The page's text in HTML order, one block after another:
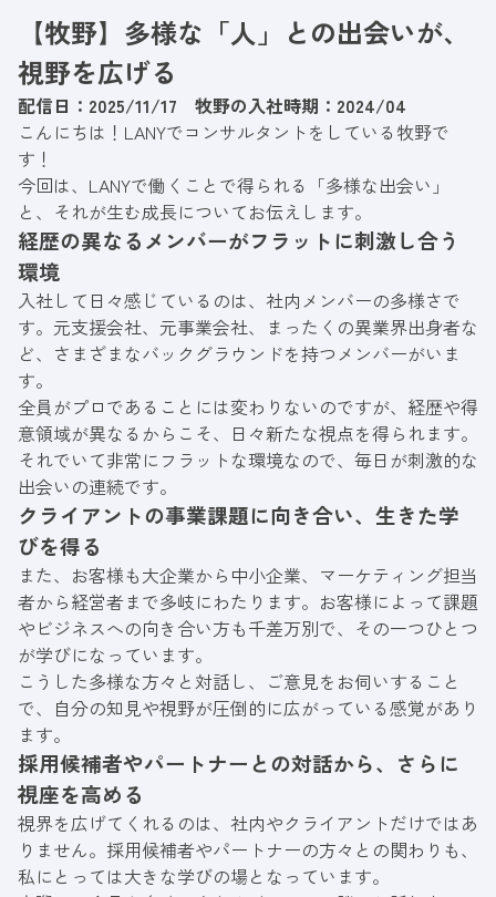
【牧野】多様な「人」との出会いが、
視野を広げる
配信日：2025/11/17 牧野の入社時期：2024/04
こんにちは！LANYでコンサルタントをしている牧野で
す！
今回は、LANYで働くことで得られる「多様な出会い」
と、それが生む成長についてお伝えします。
経歴の異なるメンバーがフラットに刺激し合う
環境
入社して日々感じているのは、社内メンバーの多様さで
す。元支援会社、元事業会社、まったくの異業界出身者な
ど、さまざまなバックグラウンドを持つメンバーがいま
す。
全員がプロであることには変わりないのですが、経歴や得
意領域が異なるからこそ、日々新たな視点を得られます。
それでいて非常にフラットな環境なので、毎日が刺激的な
出会いの連続です。
クライアントの事業課題に向き合い、生きた学
びを得る
また、お客様も大企業から中小企業、マーケティング担当
者から経営者まで多岐にわたります。お客様によって課題
やビジネスへの向き合い方も千差万別で、その一つひとつ
が学びになっています。
こうした多様な方々と対話し、ご意見をお伺いすること
で、自分の知見や視野が圧倒的に広がっている感覚があり
ます。
採用候補者やパートナーとの対話から、さらに
視座を高める
視界を広げてくれるのは、社内やクライアントだけではあ
りません。採用候補者やパートナーの方々との関わりも、
私にとっては大きな学びの場となっています。